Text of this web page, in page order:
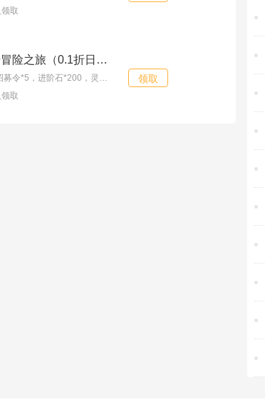
取
点击冒险之旅（0.1折日增百抽福利版）新手礼包
取
领取